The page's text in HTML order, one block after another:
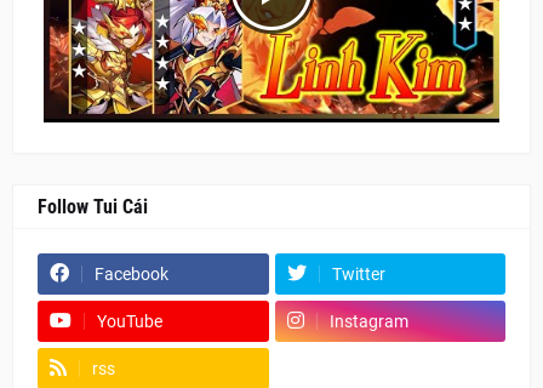
Follow Tui Cái
Facebook Twitter
YouTube Instagram
rss